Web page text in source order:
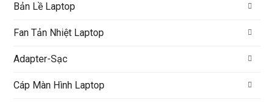
Bản Lề Laptop
Fan Tản Nhiệt Laptop
Adapter-Sạc
Cáp Màn Hình Laptop